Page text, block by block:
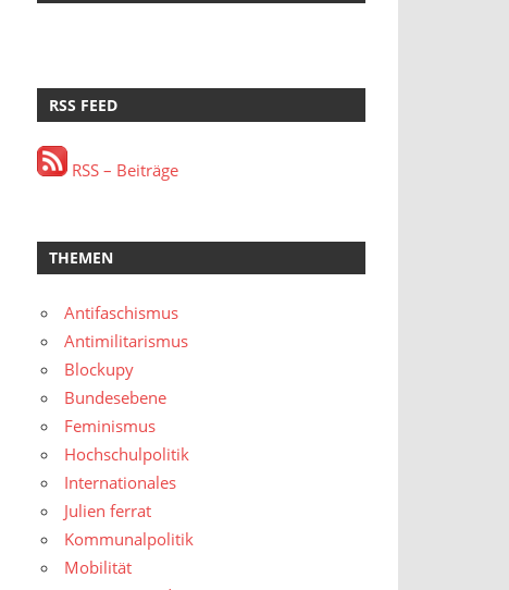
RSS FEED
RSS – Beiträge
THEMEN
Antifaschismus
Antimilitarismus
Blockupy
Bundesebene
Feminismus
Hochschulpolitik
Internationales
Julien ferrat
Kommunalpolitik
Mobilität